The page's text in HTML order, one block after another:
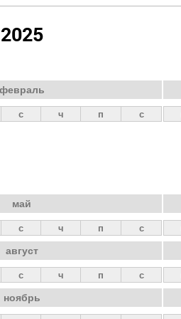
2025
февраль
с ч п с
май
с ч п с
август
с ч п с
ноябрь